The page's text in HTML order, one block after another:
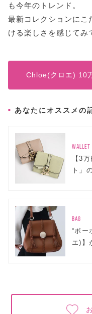
も今年のトレンド。
最新コレクションにこ
ける楽しさを感じてみ
Chloe(クロエ) 10
あなたにオススメの
WALLET
【3
ト」
BAG
“ボー
エ)】